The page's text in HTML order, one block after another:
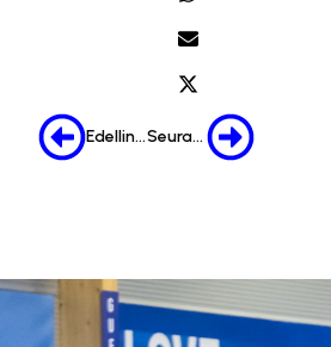
Edellinen Seuraava